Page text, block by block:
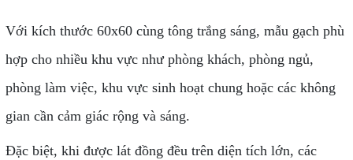
Với kích thước 60x60 cùng tông trắng sáng, mẫu gạch phù
hợp cho nhiều khu vực như phòng khách, phòng ngủ,
phòng làm việc, khu vực sinh hoạt chung hoặc các không
gian cần cảm giác rộng và sáng.
Đặc biệt, khi được lát đồng đều trên diện tích lớn, các